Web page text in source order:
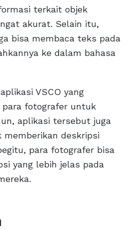
terkait objek
akurat. Selain itu,
bisa membaca teks pada
ke dalam bahasa
VSCO yang
para fotografer untuk
aplikasi tersebut juga
deskripsi
para fotografer bisa
yang lebih jelas pada